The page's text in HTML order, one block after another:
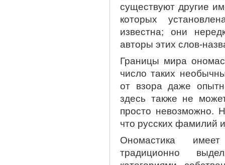
существуют другие
которых
известна; они
авторы этих слов-
Границы мира
число таких
от взора даже
здесь также не
просто невозможно.
что русских фамилий
Ономастика
традиционно